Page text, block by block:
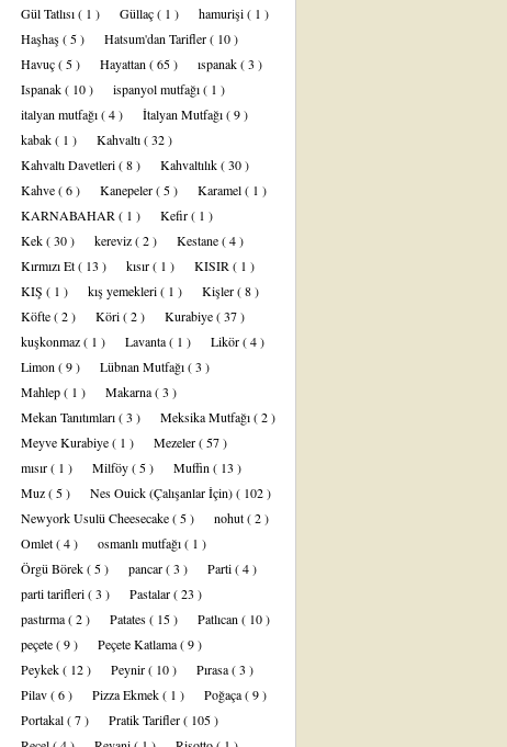
Gül Tatlısı( 1 ) Güllaç( 1 ) hamurişi( 1 )
Haşhaş( 5 ) Hatsum'dan Tarifler( 10 )
Havuç( 5 ) Hayattan ( 65 ) ıspanak( 3 )
Ispanak( 10 ) ispanyol mutfağı( 1 )
italyan mutfağı( 4 ) İtalyan Mutfağı( 9 )
kabak( 1 ) Kahvaltı( 32 )
Kahvaltı Davetleri( 8 ) Kahvaltılık( 30 )
Kahve( 6 ) Kanepeler( 5 ) Karamel( 1 )
KARNABAHAR ( 1 ) Kefir( 1 )
Kek( 30 ) kereviz( 2 ) Kestane( 4 )
Kırmızı Et( 13 ) kısır( 1 ) KISIR ( 1 )
KIŞ ( 1 ) kış yemekleri( 1 ) Kişler( 8 )
Köfte( 2 ) Köri( 2 ) Kurabiye( 37 )
kuşkonmaz( 1 ) Lavanta( 1 ) Likör( 4 )
Limon ( 9 ) Lübnan Mutfağı( 3 )
Mahlep( 1 ) Makarna( 3 )
Mekan Tanıtımları( 3 ) Meksika Mutfağı( 2 )
Meyve Kurabiye( 1 ) Mezeler( 57 )
mısır( 1 ) Milföy( 5 ) Muffin ( 13 )
Muz( 5 ) Nes Ouick (Çalışanlar İçin)( 102 )
Newyork Usulü Cheesecake( 5 ) nohut( 2 )
Omlet( 4 ) osmanlı mutfağı( 1 )
Örgü Börek( 5 ) pancar( 3 ) Parti( 4 )
parti tarifleri( 3 ) Pastalar( 23 )
pastırma( 2 ) Patates( 15 ) Patlıcan ( 10 )
peçete( 9 ) Peçete Katlama( 9 )
Peykek( 12 ) Peynir( 10 ) Pırasa( 3 )
Pilav( 6 ) Pizza Ekmek( 1 ) Poğaça( 9 )
Portakal( 7 ) Pratik Tarifler( 105 )